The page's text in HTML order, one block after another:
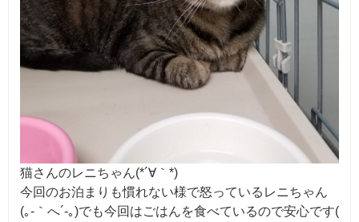
猫さんのレニちゃん(*´∀｀*)
今回のお泊まりも慣れない様で怒っているレニちゃん
(｡-｀へ´-｡)でも今回はごはんを食べているので安心です(